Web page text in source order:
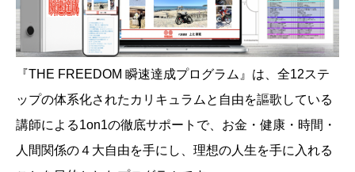
『THE FREEDOM 瞬速達成プログラム』は、全12ステ
ップの体系化されたカリキュラムと自由を謳歌している
講師による1on1の徹底サポートで、お金・健康・時間・
人間関係の４大自由を手にし、理想の人生を手に入れる